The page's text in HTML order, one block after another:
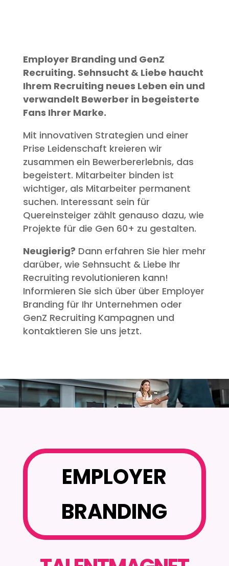
Employer Branding und GenZ
Recruiting. Sehnsucht & Liebe haucht
Ihrem Recruiting neues Leben ein und
verwandelt Bewerber in begeisterte
Fans Ihrer Marke.
Mit innovativen Strategien und einer
Prise Leidenschaft kreieren wir
zusammen ein Bewerbererlebnis,das
begeistert. Mitarbeiter binden ist
wichtiger, als Mitarbeiter permanent
suchen. Interessant sein für
Quereinsteiger zählt genauso dazu, wie
Projekte für die Gen 60+ zu gestalten.
Neugierig? Dann erfahren Sie hier mehr
darüber,wie Sehnsucht & Liebe Ihr
Recruiting revolutionieren kann!
Informieren Sie sich über über Employer
Branding für Ihr Unternehmen oder
GenZ Recruiting Kampagnen und
kontaktieren Sie uns jetzt.
EMPLOYER
BRANDING